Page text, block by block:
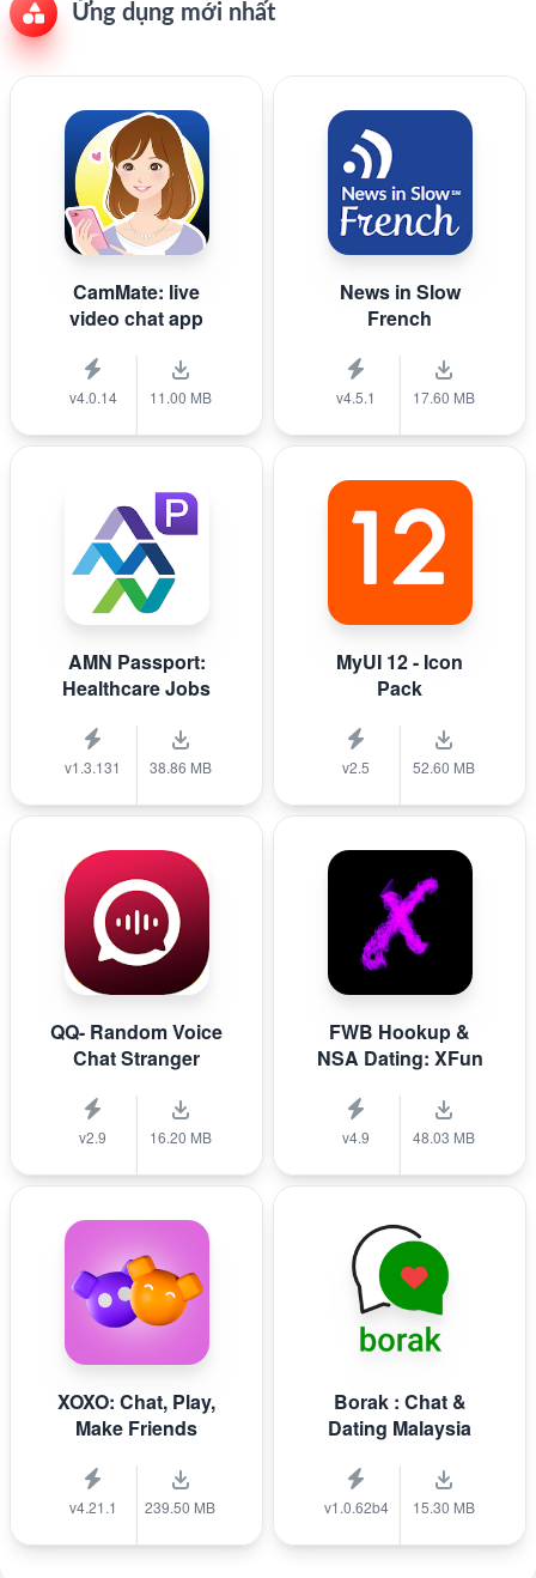
Ứng dụng mới nhất
CamMate: live
video chat app
v4.0.14 11.00 MB
News in Slow
French
v4.5.1 17.60 MB
AMN Passport:
Healthcare Jobs
v1.3.131 38.86 MB
MyUI 12 - Icon
Pack
v2.5 52.60 MB
QQ- Random Voice
Chat Stranger
v2.9 16.20 MB
FWB Hookup &
NSA Dating: XFun
v4.9 48.03 MB
XOXO: Chat, Play,
Make Friends
v4.21.1 239.50 MB
Borak : Chat &
Dating Malaysia
v1.0.62b4 15.30 MB